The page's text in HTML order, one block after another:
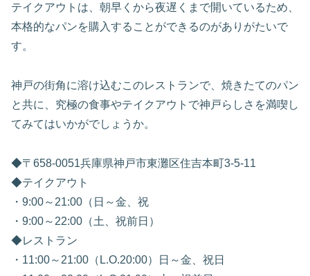
テイクアウトは、朝早くから夜遅くまで開いているため、
本格的なパンを購入することができるのがありがたいで
す。
神戸の街角に溶け込むこのレストランで、焼きたてのパン
と共に、究極の食事やテイクアウトで神戸らしさを満喫し
てみてはいかがでしょうか。
◆〒658-0051兵庫県神戸市東灘区住吉本町3-5-11
◆テイクアウト
・9:00～21:00（日～金、祝
・9:00～22:00（土、祝前日）
◆レストラン
・11:00～21:00（L.O.20:00）日～金、祝日